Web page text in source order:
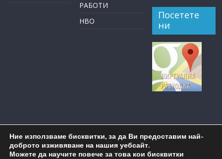
РАБОТИ
НВО
Посетете
ни
Ние използваме бисквитки, за да Ви предоставим най-
доброто изживяване на нашия уебсайт.
Можете да научите повече за това кои бисквитки